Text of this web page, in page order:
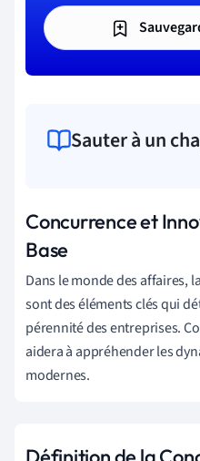
Sauter à un
Concurrence et
Base
Dans le monde des affaires,
sont des éléments clés qui
pérennité des entreprises.
aidera à appréhender les
modernes.